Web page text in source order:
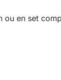
en set